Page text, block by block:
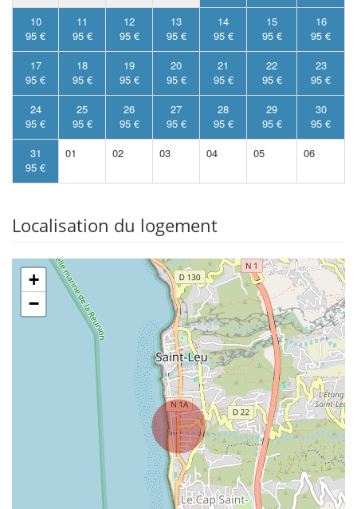
10
95 €
11
95 €
12
95 €
13
95 €
14
95 €
15
95 €
16
95 €
17
95 €
18
95 €
19
95 €
20
95 €
21
95 €
22
95 €
23
95 €
24
95 €
25
95 €
26
95 €
27
95 €
28
95 €
29
95 €
30
95 €
31
95 €
01 02 03 04 05 06
Localisation du logement
+
−